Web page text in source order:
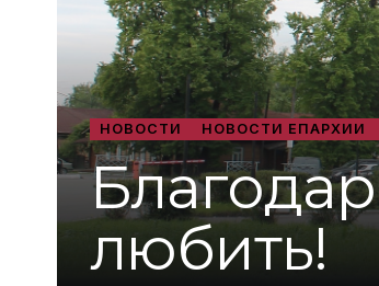
НОВОСТИ НОВОСТИ ЕПАРХИИ
любить!